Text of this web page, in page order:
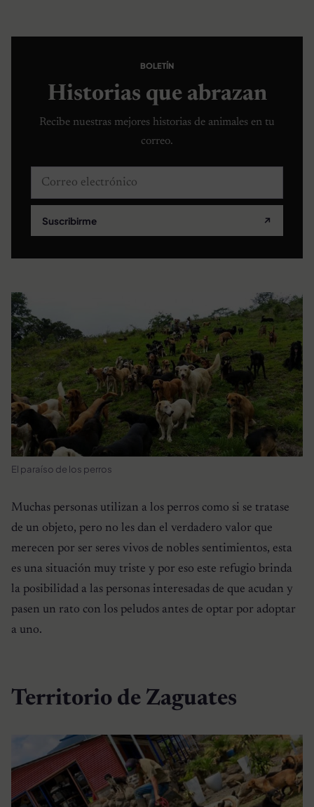
BOLETÍN
Historias que abrazan
Recibe nuestras mejores historias de animales en tu
correo.
Correo electrónico
Suscribirme ↗
El paraíso de los perros
Muchas personas utilizan a los perros como si se tratase
de un objeto, pero no les dan el verdadero valor que
merecen por ser seres vivos de nobles sentimientos, esta
es una situación muy triste y por eso este refugio brinda
la posibilidad a las personas interesadas de que acudan y
pasen un rato con los peludos antes de optar por adoptar
a uno.
Territorio de Zaguates